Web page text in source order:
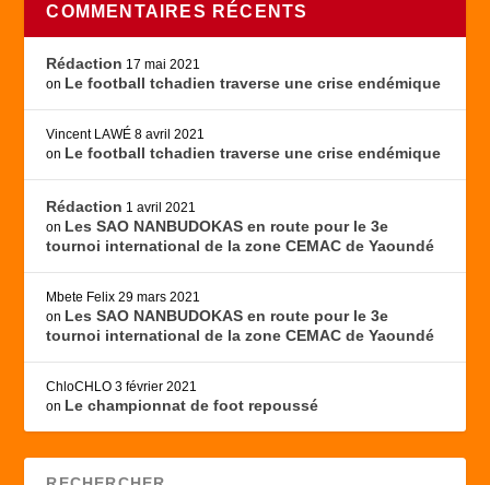
COMMENTAIRES RÉCENTS
Rédaction 17 mai 2021
on Le football tchadien traverse une crise endémique
Vincent LAWÉ 8 avril 2021
on Le football tchadien traverse une crise endémique
Rédaction 1 avril 2021
on Les SAO NANBUDOKAS en route pour le 3e
tournoi international de la zone CEMAC de Yaoundé
Mbete Felix 29 mars 2021
on Les SAO NANBUDOKAS en route pour le 3e
tournoi international de la zone CEMAC de Yaoundé
ChloCHLO 3 février 2021
on Le championnat de foot repoussé